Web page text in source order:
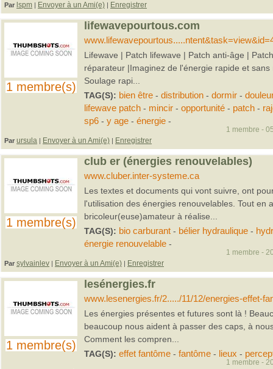
Par lspm | Envoyer à un Ami(e) | Enregistrer
1 membre(s)
lifewavepourtous.com
Lifewave | Patch lifewave | Patch anti-âge |
réparateur |Imaginez de l'énergie rapide et
Soulage rapi...
TAG(S): bien être- distribution- dormir-
lifewave patch- mincir- opportunité- patch-
sp6 - y age- énergie-
Par ursula | Envoyer à un Ami(e) | Enregistrer
1 membre -
1 membre(s)
club er (énergies renouvelables)
www.cluber.inter-systeme.ca
Les textes et documents qui vont suivre, ont
l'utilisation des énergies renouvelables. Tout en
bricoleur(euse)amateur à réalise...
TAG(S): bio carburant- bélier hydraulique-
énergie renouvelable-
Par sylvainlev | Envoyer à un Ami(e) | Enregistrer
1 membre -
1 membre(s)
lesénergies.fr
www.lesenergies.fr/2...../11/12/energies-effet-
Les énergies présentes et futures sont là !
beaucoup nous aident à passer des caps, à
Comment les compren...
TAG(S): effet fantôme- fantôme- lieux -
1 membre -